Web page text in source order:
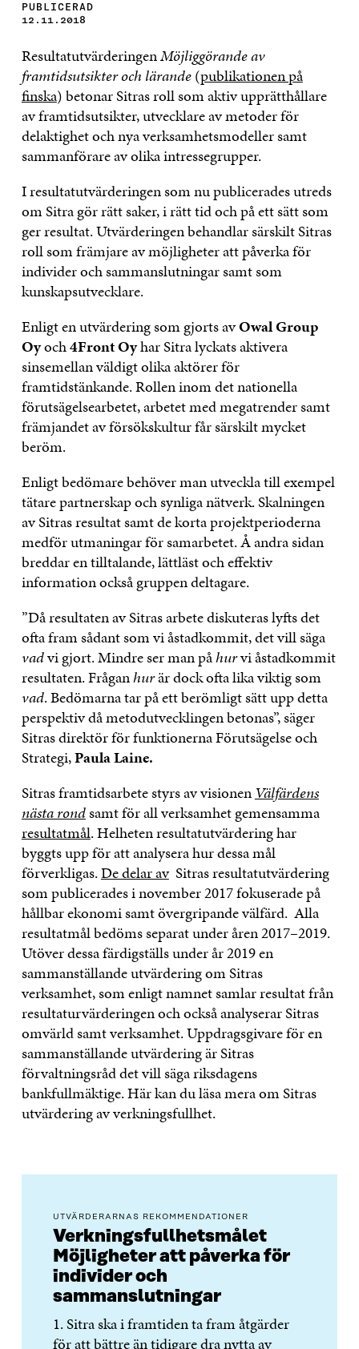
PUBLICERAD
12.11.2018
ResultatutvärderingenMöjliggörande av
framtidsutsikter och lärande(publikationen på
finska) betonar Sitras roll som aktiv upprätthållare
av framtidsutsikter, utvecklare av metoder för
delaktighet och nya verksamhetsmodeller samt
sammanförare av olika intressegrupper.
I resultatutvärderingen som nu publicerades utreds
om Sitra gör rätt saker, i rätt tid och på ett sätt som
ger resultat. Utvärderingen behandlar särskilt Sitras
roll som främjare av möjligheter att påverka för
individer och sammanslutningar samt som
kunskapsutvecklare.
Enligt en utvärdering som gjorts avOwal Group
Oyoch4Front Oyhar Sitra lyckats aktivera
sinsemellan väldigt olika aktörer för
framtidstänkande. Rollen inom det nationella
förutsägelsearbetet, arbetet med megatrender samt
främjandet av försökskultur får särskilt mycket
beröm.
Enligt bedömare behöver man utveckla till exempel
tätare partnerskap och synliga nätverk. Skalningen
av Sitras resultat samt de korta projektperioderna
medför utmaningar för samarbetet. Å andra sidan
breddar en tilltalande, lättläst och effektiv
information också gruppen deltagare.
”Då resultaten av Sitras arbete diskuteras lyfts det
ofta fram sådant som vi åstadkommit, det vill säga
vadvi gjort. Mindre ser man påhurvi åstadkommit
resultaten. Fråganhurär dock ofta lika viktig som
vad. Bedömarna tar på ett berömligt sätt upp detta
perspektiv då metodutvecklingen betonas”, säger
Sitras direktör för funktionerna Förutsägelse och
Strategi,Paula Laine.
Sitras framtidsarbete styrs av visionen Välfärdens
nästa rondsamt för all verksamhet gemensamma
resultatmål. Helheten resultatutvärdering har
byggts upp för att analysera hur dessa mål
förverkligas.De delar avSitras resultatutvärdering
som publicerades i november 2017 fokuserade på
hållbar ekonomi samt övergripande välfärd. Alla
resultatmål bedöms separat under åren 2017–2019.
Utöver dessa färdigställs under år 2019 en
sammanställande utvärdering om Sitras
verksamhet, som enligt namnet samlar resultat från
resultaturvärderingen och också analyserar Sitras
omvärld samt verksamhet. Uppdragsgivare för en
sammanställande utvärdering är Sitras
förvaltningsråd det vill säga riksdagens
bankfullmäktige. Här kan du läsa mera om Sitras
utvärdering av verkningsfullhet.
UTVÄRDERARNAS REKOMMENDATIONER
Verkningsfullhetsmålet
Möjligheter att påverka för
individer och
sammanslutningar
1. Sitra ska i framtiden ta fram åtgärder
för att bättre än tidigare dra nytta av